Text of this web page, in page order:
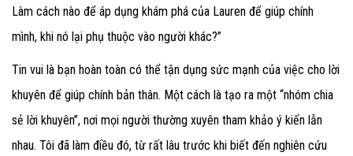
Làm cách nào để áp dụng khám phá của Lauren để giúp chính
mình, khi nó lại phụ thuộc vào người khác?”
Tin vui là bạn hoàn toàn có thể tận dụng sức mạnh của việc cho lời
khuyên để giúp chính bản thân. Một cách là tạo ra một “nhóm chia
sẻ lời khuyên”, nơi mọi người thường xuyên tham khảo ý kiến lẫn
nhau. Tôi đã làm điều đó, từ rất lâu trước khi biết đến nghiên cứu